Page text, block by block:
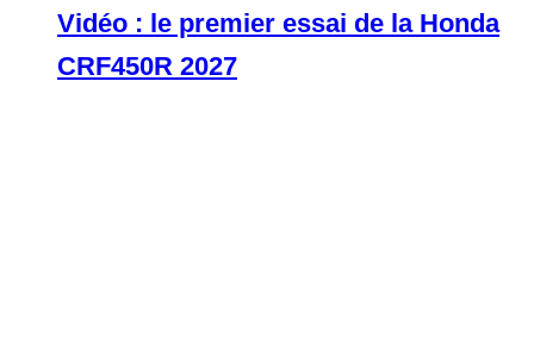
Vidéo : le premier essai de la Honda
CRF450R 2027